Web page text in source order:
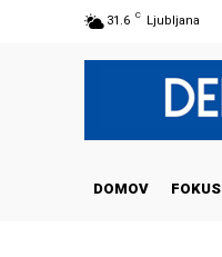
31.6 C Ljubljana
DOMOV FOKUS